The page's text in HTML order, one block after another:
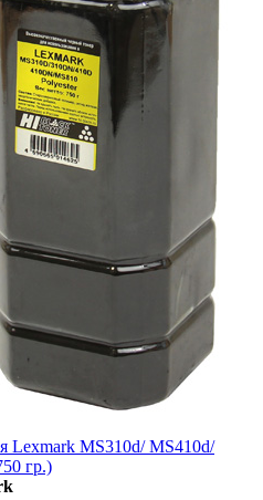
Lexmark MS310d/ MS410d/
гр.)